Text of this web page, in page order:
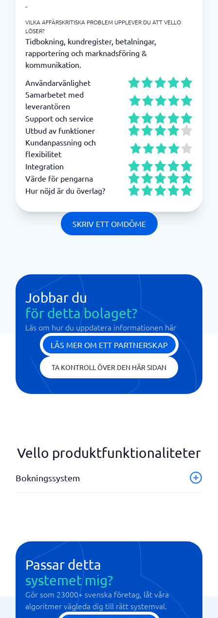
-
VILKA AFFÄRSKRITISKA PROBLEM UPPLEVER DU ATT VELLO
LÖSER?
Tidbokning, kundregister, betalningar,
rapportering och marknadsföring &
kommunikation.
Användarvänlighet
Samarbetet med
leverantören
Support och service
Utbud av funktioner
Kundanpassning och
flexibilitet
Integration
Värde för pengarna
Hur nöjd är du överlag?
SKRIV ETT OMDÖME
Jobbar du
för detta bolaget?
Läs om hur du uppdatera informationen här
LÄS MER OM ETT PARTNERSKAP
TA KONTROLL ÖVER DEN HÄR SIDAN
Vello produktfunktionaliteter
Bokningssystem
Kundregister
Statistik och rapporter
Passar detta
systemet mig?
Gör som 23000+ svenska företag, låt våra
algoritmer vägleda dig till rätt systemval.